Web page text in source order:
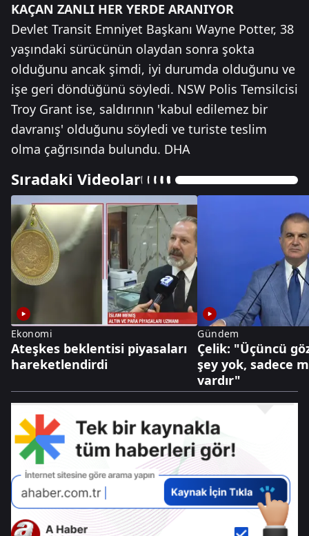
KAÇAN ZANLI HER YERDE ARANIYOR
Devlet Transit Emniyet Başkanı Wayne Potter, 38
yaşındaki sürücünün olaydan sonra şokta
olduğunu ancak şimdi, iyi durumda olduğunu ve
işe geri döndüğünü söyledi. NSW Polis Temsilcisi
Troy Grant ise, saldırının 'kabul edilemez bir
davranış' olduğunu söyledi ve turiste teslim
olma çağrısında bulundu. DHA
Sıradaki Videolar
Ekonomi
Ateşkes beklentisi piyasaları
hareketlendirdi
Gündem
Çelik: "Üçüncü
şey yok, sadece
vardır"